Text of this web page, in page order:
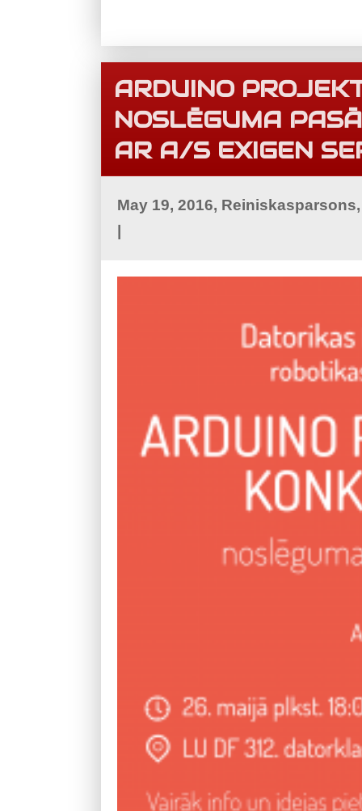
ARDUINO
NOSLĒGUMA
AR A/S EXIGEN
May 19, 2016,